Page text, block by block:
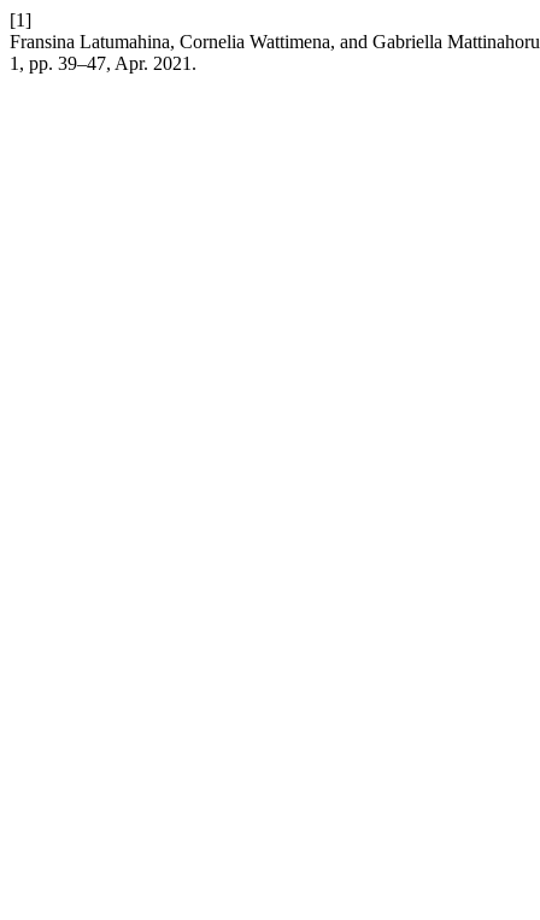
[1]
Fransina Latumahina, Cornelia Wattimena, and Gabriella
1, pp. 39–47, Apr. 2021.